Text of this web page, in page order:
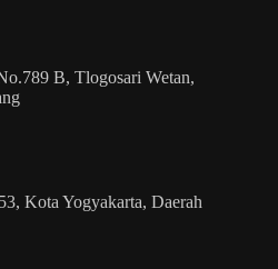
B, Tlogosari Wetan,
Kota Yogyakarta, Daerah